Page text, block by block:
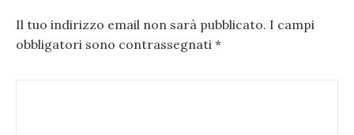
Il tuo indirizzo email non sarà pubblicato. I campi
obbligatori sono contrassegnati *